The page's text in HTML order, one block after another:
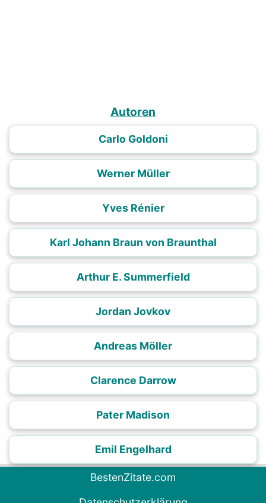
Autoren
Carlo Goldoni
Werner Müller
Yves Rénier
Karl Johann Braun von Braunthal
Arthur E. Summerfield
Jordan Jovkov
Andreas Möller
Clarence Darrow
Pater Madison
Emil Engelhard
BestenZitate.com